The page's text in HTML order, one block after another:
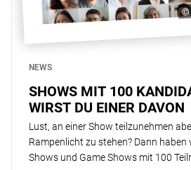
©
NEWS
SHOWS MIT 100
WIRST DU EINER DAVON
Lust, an einer Show teilzunehmen
Rampenlicht zu stehen? Dann
Shows und Game Shows mit 100